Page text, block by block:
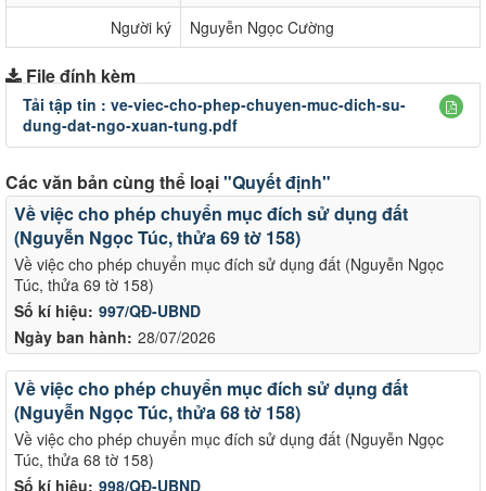
Người ký
Nguyễn Ngọc Cường
File đính kèm
Tải tập tin : ve-viec-cho-phep-chuyen-muc-dich-su-
dung-dat-ngo-xuan-tung.pdf
Các văn bản cùng thể loại"Quyết định"
Số kí hiệu: 997/QĐ-UBND
Ngày ban hành: 28/07/2026
Về việc cho phép chuyển mục đích sử dụng đất
(Nguyễn Ngọc Túc, thửa 69 tờ 158)
Về việc cho phép chuyển mục đích sử dụng đất (Nguyễn Ngọc
Túc, thửa 69 tờ 158)
Số kí hiệu: 998/QĐ-UBND
Về việc cho phép chuyển mục đích sử dụng đất
(Nguyễn Ngọc Túc, thửa 68 tờ 158)
Về việc cho phép chuyển mục đích sử dụng đất (Nguyễn Ngọc
Túc, thửa 68 tờ 158)